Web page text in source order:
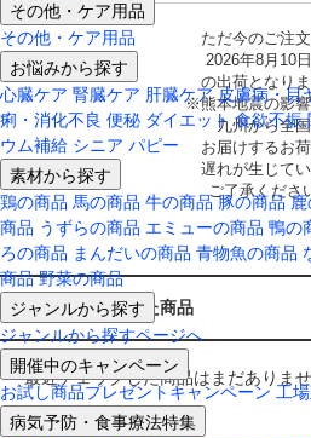
その他・ケア用品
その他・ケア用品
お悩みから探す
心臓ケア 腎臓ケア 肝臓ケア 皮膚病・目
痢・消化不良 便秘 ダイエット 食欲不振
ウム補給 シニア パピー
素材から探す
鶏の商品 馬の商品 牛の商品 豚の商品 鹿
商品 うずらの商品 エミューの商品 鴨の
ろの商品 まんだいの商品 青物魚の商品
商品 野菜の商品
ジャンルから探す
ジャンルから探すページへ
開催中のキャンペーン
お試し商品プレゼントキャンペーン 工
病気予防・食事療法特集
ただ今のご注文
2026年8月10
の出荷となりま
※熊本地震の影
九州から全
お届けするお
遅れが生じて
ご了承くださ
最近チェックした商品
最近チェックした商品はまだありませ